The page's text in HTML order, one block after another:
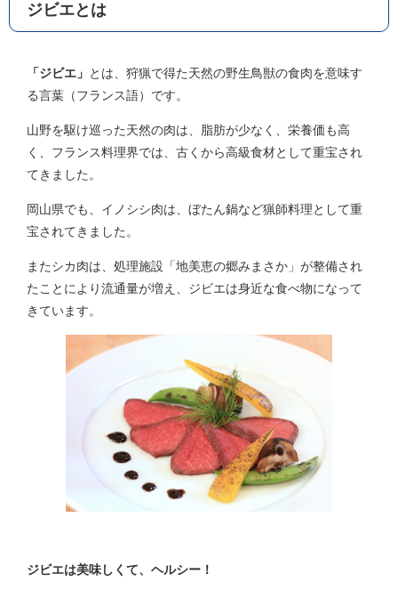
ジビエとは
「ジビエ」 とは、狩猟で得た天然の野生鳥獣の食肉を意味す
る言葉（フランス語）です。
山野を駆け巡った天然の肉は、脂肪が少なく、栄養価も高
く、フランス料理界では、古くから高級食材として重宝され
てきました。
岡山県でも、イノシシ肉は、ぼたん鍋など猟師料理として重
宝されてきました。
またシカ肉は、処理施設「地美恵の郷みまさか」が整備され
たことにより流通量が増え、ジビエは身近な食べ物になって
きています。
ジビエは美味しくて、ヘルシー！